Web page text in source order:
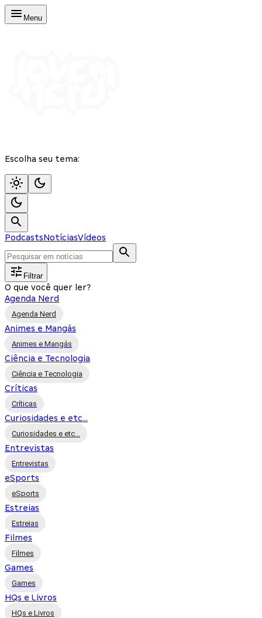
Menu
Escolha seu tema:
PodcastsNotíciasVídeos
Filtrar
O que você quer ler?
Agenda Nerd
Agenda Nerd
Animes e Mangás
Animes e Mangás
Ciência e Tecnologia
Ciência e Tecnologia
Críticas
Críticas
Curiosidades e etc...
Curiosidades e etc...
Entrevistas
Entrevistas
eSports
eSports
Estreias
Estreias
Filmes
Filmes
Games
Games
HQs e Livros
HQs e Livros